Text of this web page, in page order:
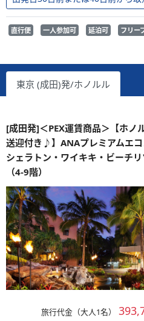
直行便 一人参加可 延泊可 フリー
東京 (成田)発/ホノルル
[成田発]＜PEX運賃商品＞【ホノ
送迎付き♪】ANAプレミアムエ
シェラトン・ワイキキ・ビーチ
（4-9階）
旅行代金（大人1名）